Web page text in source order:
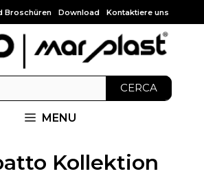
Broschüren Download Kontaktiere uns
CERCA
MENU
Kollektion